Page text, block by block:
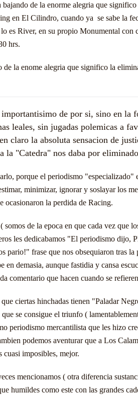
de la enorme alegria que
en El Cilindro, cuando ya se sabe la
es River, en su propio Monumental con
hrs.
la enome alegria que significo la
de por si, sino en la
leales, sin jugadas polemicas a
claro la absoluta sensacion de
la "Catedra" nos daba por
porque el periodismo "especializado"
minimizar, ignorar y soslayar los
ocasionaron la perdida de Racing.
somos de la epoca en que cada vez que
les dedicabamos "El periodismo dijo,
pario!" frase que nos obsequiaron tras la
en demasia, aunque fastidia y cansa
comentario que hacen cuando se
ciertas hinchadas tienen "Paladar
se consigue el triunfo (
periodismo mercantilista que les hizo
podemos aventurar que a Los
cuasi imposibles, mejor.
mencionamos ( otra diferencia
humildes como este con las grandes